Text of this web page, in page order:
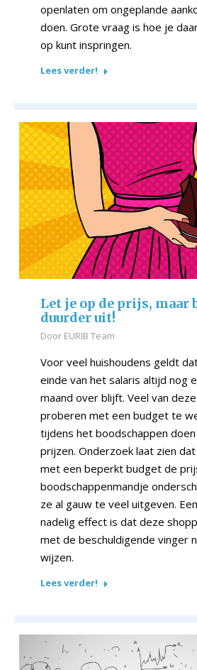
openlaten om ongeplande
doen. Grote vraag is hoe je
op kunt inspringen.
Lees verder!
Let je op de prijs, maar
duurder uit!
Door EURIB Team
Voor veel huishoudens geldt
einde van het salaris altijd nog
maand over blijft. Veel van
proberen met een budget te
tijdens het boodschappen
prijzen. Onderzoek laat zien
met een beperkt budget de
boodschappenmandje
ze al gauw te veel uitgeven.
nadelig effect is dat deze
met de beschuldigende vinger
wijzen.
Lees verder!